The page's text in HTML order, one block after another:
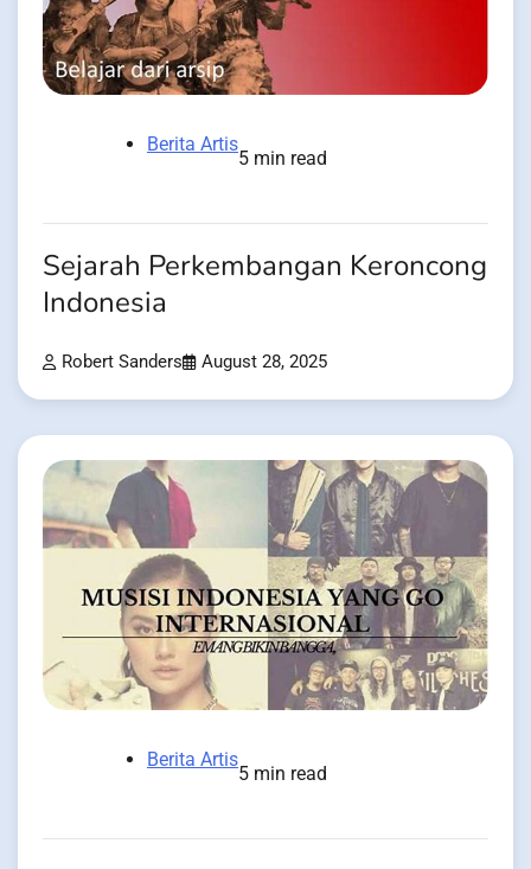
Berita Artis
5 min read
Sejarah Perkembangan Keroncong
Indonesia
Robert Sanders August 28, 2025
Berita Artis
5 min read